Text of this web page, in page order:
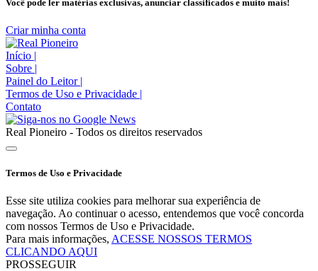
Você pode ler matérias exclusivas, anunciar classificados e muito mais!
Criar minha conta
Início |
Sobre |
Painel do Leitor |
Termos de Uso e Privacidade |
Contato
Real Pioneiro - Todos os direitos reservados
Termos de Uso e Privacidade
Esse site utiliza cookies para melhorar sua experiência de
navegação. Ao continuar o acesso, entendemos que você concorda
com nossos Termos de Uso e Privacidade.
Para mais informações, ACESSE NOSSOS TERMOS
CLICANDO AQUI
PROSSEGUIR